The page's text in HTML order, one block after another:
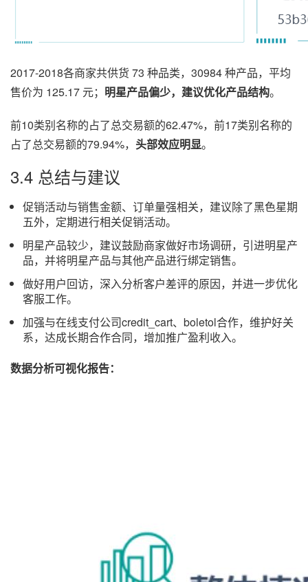
2017-2018各商家共供货 73 种品类，30984 种产品，平均
售价为 125.17 元； 明星产品偏少，建议优化产品结构。
前10类别名称的占了总交易额的62.47%，前17类别名称的
占了总交易额的79.94%， 头部效应明显。
3.4 总结与建议
促销活动与销售金额、订单量强相关，建议除了黑色星期
五外，定期进行相关促销活动。
明星产品较少，建议鼓励商家做好市场调研，引进明星产
品，并将明星产品与其他产品进行绑定销售。
做好用户回访，深入分析客户差评的原因，并进一步优化
客服工作。
加强与在线支付公司credit_cart、boletol合作，维护好关
系，达成长期合作合同，增加推广盈利收入。
数据分析可视化报告：